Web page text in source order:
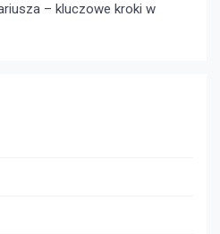
– kluczowe kroki w